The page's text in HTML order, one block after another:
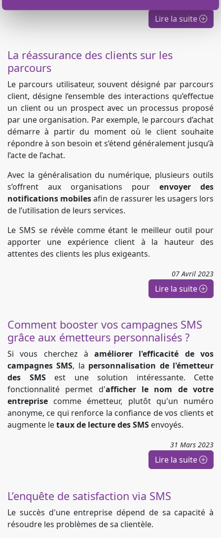
Lire la suite
La réassurance des clients sur les
parcours
Le parcours utilisateur, souvent désigné par parcours
client, désigne l’ensemble des interactions qu’effectue
un client ou un prospect avec un processus proposé
par une organisation. Par exemple, le parcours d’achat
démarre à partir du moment où le client souhaite
répondre à son besoin et s’étend généralement jusqu’à
l’acte de l’achat.
Avec la généralisation du numérique, plusieurs outils
s’offrent aux organisations pour envoyer des
notifications mobilesafin de rassurer les usagers lors
de l’utilisation de leurs services.
Le SMS se révèle comme étant le meilleur outil pour
apporter une expérience client à la hauteur des
attentes des clients les plus exigeants.
07 Avril 2023
Lire la suite
Comment booster vos campagnes SMS
grâce aux émetteurs personnalisés ?
Si vous cherchez àaméliorer l'efficacité de vos
campagnes SMS, la personnalisation de l'émetteur
des SMSest une solution intéressante. Cette
fonctionnalité permet d'afficher le nom de votre
entreprise comme émetteur, plutôt qu'un numéro
anonyme, ce qui renforce la confiance de vos clients et
augmente letaux de lecture des SMS envoyés.
31 Mars 2023
Lire la suite
L’enquête de satisfaction via SMS
Le succès d'une entreprise dépend de sa capacité à
résoudre les problèmes de sa clientèle.